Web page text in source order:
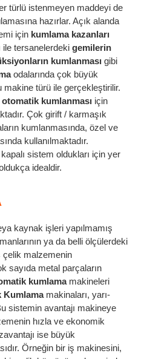
türlü istenmeyen maddeyi de
hazırlar. Açık alanda
için kumlama kazanları
ile tersanelerdeki gemilerin
kumlanması gibi
odalarında çok büyük
makine türü ile gerçekleştirilir.
kumlanması için
Çok girift / karmaşık
kumlanmasında, özel ve
kullanılmaktadır.
sistem oldukları için yer
idealdir.
kaynak işleri yapılmamış
ya da belli ölçülerdeki
çelik malzemenin
sayıda metal parçaların
kumlamamakineleri
Kumlamamakinaları, yarı-
sistemin avantajı makineye
hızla ve ekonomik
ise büyük
Örneğin bir iş makinesini,